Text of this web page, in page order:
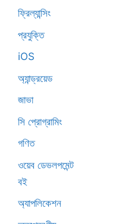
ফ্রিল্যান্সিং
প্রযুক্তি
iOS
অ্যান্ড্রয়েড
জাভা
সি প্রোগ্রামিং
গণিত
ওয়েব ডেভলপমেন্ট
বই
অ্যাপলিকেশন